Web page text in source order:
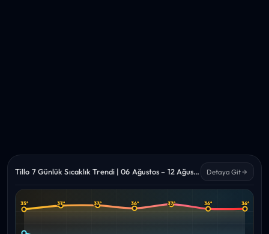
Tillo 7 Günlük Sıcaklık Trendi | 06 Ağustos – 12 Ağustos 2026 Detaya Git
Yüksek Düşük
35° 37° 37° 36° 37° 36° 36°